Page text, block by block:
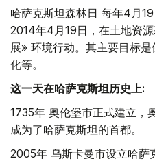
哈萨克斯坦森林日 每年4月19
2014年4月19日，在土地资
展» 环境行动。其主要目标
化等。
这一天在哈萨克斯坦历史上:
1735年 奥伦堡市正式建立，
成为了哈萨克斯坦的首都。
2005年 乌斯卡曼市设立哈萨